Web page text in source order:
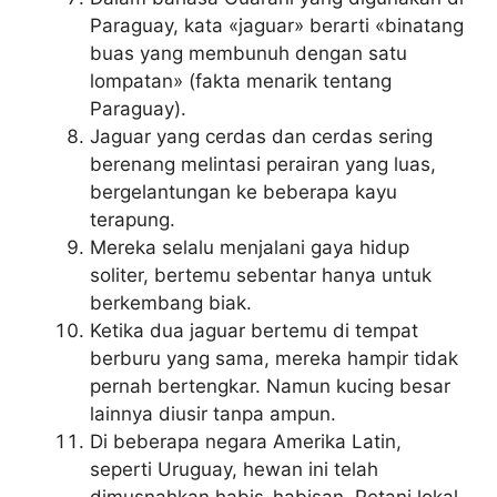
Paraguay, kata «jaguar» berarti «binatang
buas yang membunuh dengan satu
lompatan» (fakta menarik tentang
Paraguay).
Jaguar yang cerdas dan cerdas sering
berenang melintasi perairan yang luas,
bergelantungan ke beberapa kayu
terapung.
Mereka selalu menjalani gaya hidup
soliter, bertemu sebentar hanya untuk
berkembang biak.
Ketika dua jaguar bertemu di tempat
berburu yang sama, mereka hampir tidak
pernah bertengkar. Namun kucing besar
lainnya diusir tanpa ampun.
Di beberapa negara Amerika Latin,
seperti Uruguay, hewan ini telah